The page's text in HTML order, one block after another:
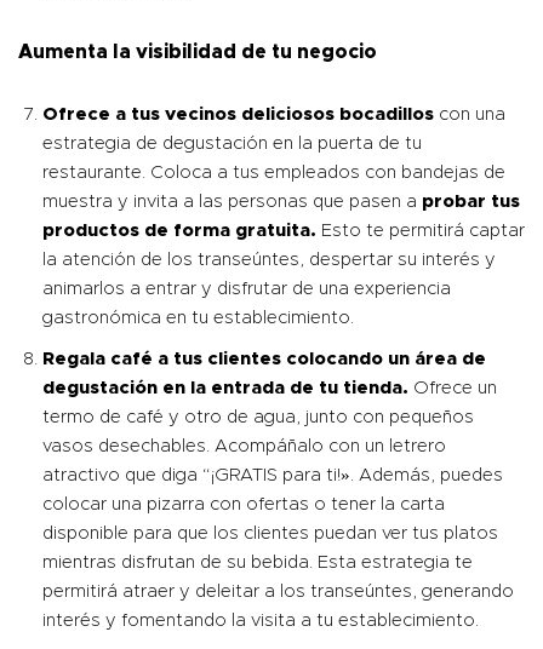
Aumenta la visibilidad de tu negocio
Ofrece a tus vecinos deliciosos bocadillos con una
estrategia de degustación en la puerta de tu
restaurante. Coloca a tus empleados con bandejas de
muestra y invita a las personas que pasen a probar tus
productos de forma gratuita. Esto te permitirá captar
la atención de los transeúntes, despertar su interés y
animarlos a entrar y disfrutar de una experiencia
gastronómica en tu establecimiento.
Regala café a tus clientes colocando un área de
degustación en la entrada de tu tienda. Ofrece un
termo de café y otro de agua, junto con pequeños
vasos desechables. Acompáñalo con un letrero
atractivo que diga “¡GRATIS para ti!». Además, puedes
colocar una pizarra con ofertas o tener la carta
disponible para que los clientes puedan ver tus platos
mientras disfrutan de su bebida. Esta estrategia te
permitirá atraer y deleitar a los transeúntes, generando
interés y fomentando la visita a tu establecimiento.